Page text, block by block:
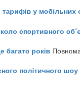
у мобільних
спортивного
багато років
політичного шоу